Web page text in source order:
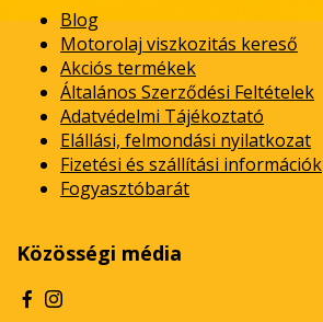
Blog
Motorolaj viszkozitás kereső
Akciós termékek
Általános Szerződési Feltételek
Adatvédelmi Tájékoztató
Elállási, felmondási nyilatkozat
Fizetési és szállítási információk
Fogyasztóbarát
Közösségi média